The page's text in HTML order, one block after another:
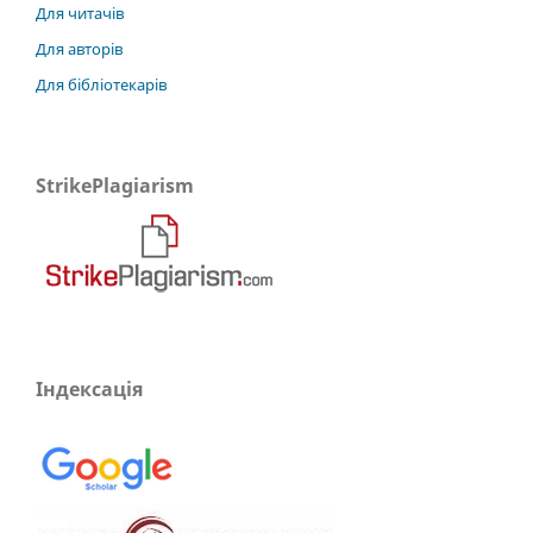
Для читачів
Для авторів
Для бібліотекарів
StrikePlagiarism
Індексація